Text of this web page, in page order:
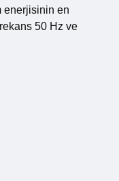
enerjisinin en
50 Hz ve